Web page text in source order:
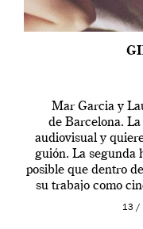
Mar Garcia y
de Barcelona.
audiovisual y
guión. La segunda
posible que dentro
su trabajo como
13 /